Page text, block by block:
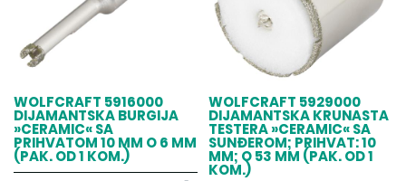
WOLFCRAFT 5916000
DIJAMANTSKA BURGIJA
»CERAMIC« SA
PRIHVATOM 10 MM O 6 MM
(PAK. OD 1 KOM.)
WOLFCRAFT 5929000
DIJAMANTSKA KRUNASTA
TESTERA »CERAMIC« SA
SUNĐEROM; PRIHVAT: 10
MM; O 53 MM (PAK. OD 1
KOM.)